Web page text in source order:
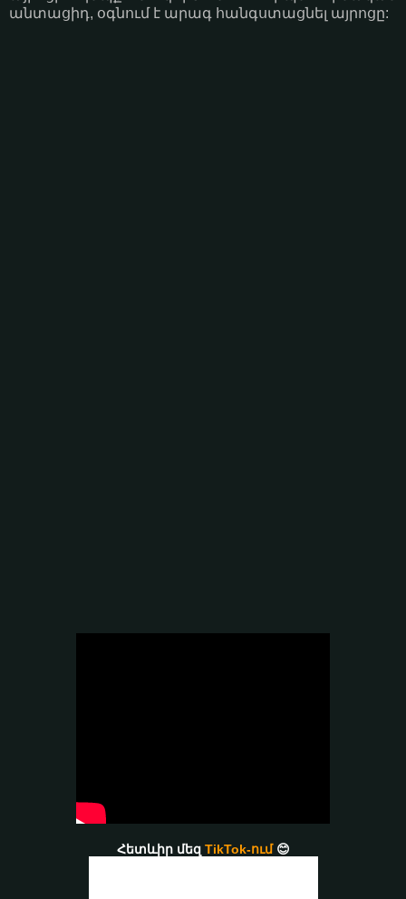
անտացիդ, օգնում է արագ հանգստացնել այրոցը:
Հետևիր մեզ TikTok-ում😊